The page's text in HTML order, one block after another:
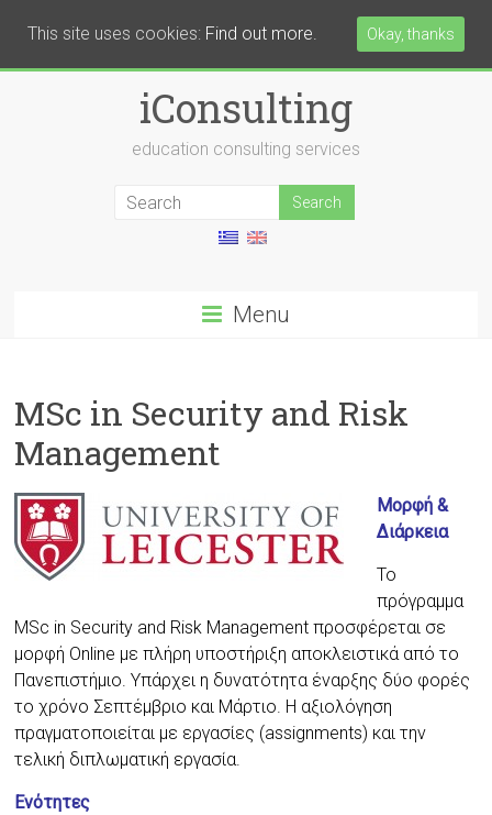
iConsulting
education consulting services
Menu
MSc in Security and Risk
Management
Mορφή &
Διάρκεια
Το
πρόγραμμα
MSc in Security and Risk Management προσφέρεται σε
μορφή Online με πλήρη υποστήριξη αποκλειστικά από το
Πανεπιστήμιο. Υπάρχει η δυνατότητα έναρξης δύο φορές
το χρόνο Σεπτέμβριο και Μάρτιο. H αξιολόγηση
πραγματοποιείται με εργασίες (assignments) και την
τελική διπλωματική εργασία.
Ενότητες
This site uses cookies: Find out more. Okay, thanks